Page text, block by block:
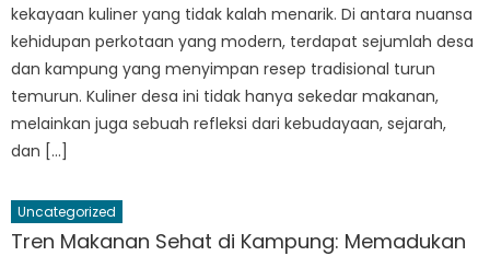
kekayaan kuliner yang tidak kalah menarik. Di antara nuansa
kehidupan perkotaan yang modern, terdapat sejumlah desa
dan kampung yang menyimpan resep tradisional turun
temurun. Kuliner desa ini tidak hanya sekedar makanan,
melainkan juga sebuah refleksi dari kebudayaan, sejarah,
dan […]
Uncategorized
Tren Makanan Sehat di Kampung: Memadukan